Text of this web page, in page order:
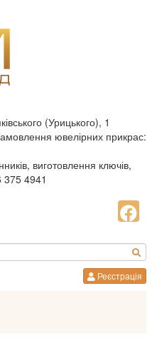
(Урицького), 1
ювелірних прикрас:
виготовлення ключів,
4941
Реєстрація